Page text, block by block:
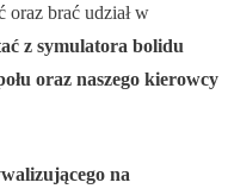
oraz brać udział w
z symulatora bolidu
oraz naszego kierowcy
na